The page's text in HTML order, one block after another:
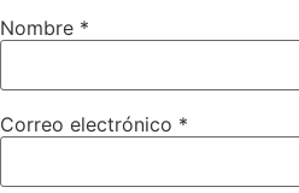
Nombre *
Correo electrónico *